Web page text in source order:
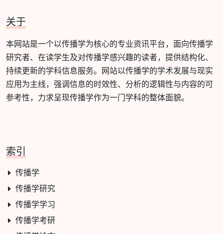
关于
本网站是一个以传播学为核心的专业资讯平台，面向传播学
研究者、在读学生及对传播学感兴趣的读者，提供结构化、
持续更新的学科信息服务。网站以传播学的学术发展与现实
应用为主线，强调信息的时效性、分析的逻辑性与内容的可
参考性，力求呈现传播学作为一门学科的整体面貌。
索引
传播学
传播学研究
传播学学习
传播学考研